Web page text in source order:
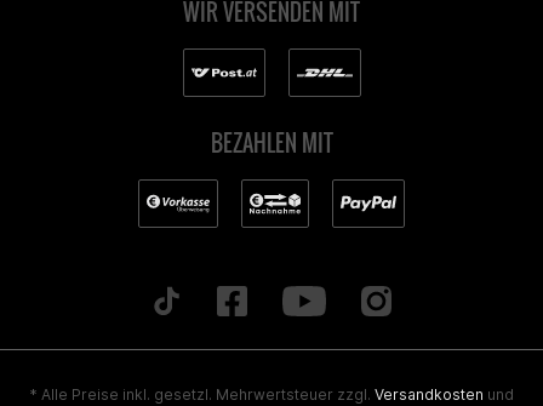
WIR VERSENDEN MIT
BEZAHLEN MIT
* Alle Preise inkl. gesetzl. Mehrwertsteuer zzgl. Versandkosten und